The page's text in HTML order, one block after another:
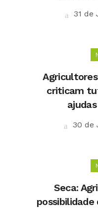
31 de
criticam
30 de
Seca:
possibilidade